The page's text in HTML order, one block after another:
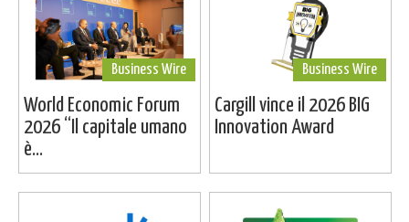
Business Wire
World Economic Forum
2026 “Il capitale umano
è...
Business Wire
Cargill vince il 2026 BIG
Innovation Award